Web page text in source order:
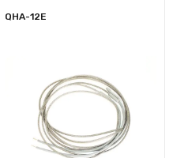
QHA-12E